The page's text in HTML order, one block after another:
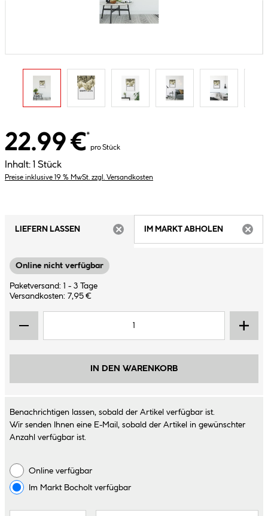
22.99 €*
pro Stück
Inhalt: 1 Stück
Preise inklusive 19 % MwSt. zzgl. Versandkosten
LIEFERN LASSEN
IM MARKT ABHOLEN
Online nicht verfügbar
Paketversand: 1 - 3 Tage
Versandkosten: 7,95 €
IN DEN WARENKORB
Benachrichtigen lassen, sobald der Artikel verfügbar ist.
Wir senden Ihnen eine E-Mail, sobald der Artikel in gewünschter
Anzahl verfügbar ist.
Online verfügbar
Im Markt Bocholtverfügbar